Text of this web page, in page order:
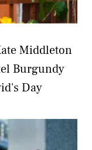
Middleton
Burgundy
Day